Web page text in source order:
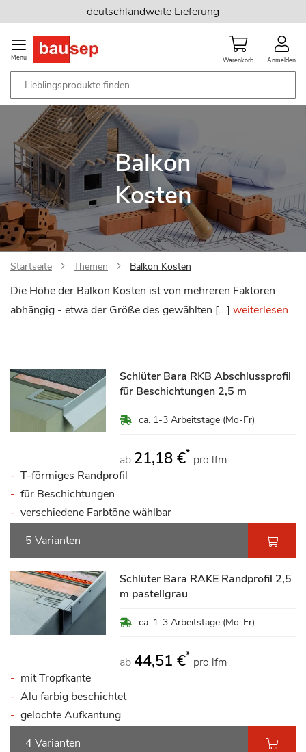
Inhalt
springen
deutschlandweite Lieferung
Menu Warenkorb Anmelden
Balkon
Kosten
Startseite Themen Balkon Kosten
Die Höhe der Balkon Kosten ist von mehreren Faktoren
abhängig - etwa der Größe des gewählten [...] weiterlesen
Schlüter Bara RKB Abschlussprofil
für Beschichtungen 2,5 m
ca. 1-3 Arbeitstage (Mo-Fr)
ab 21,18 €* pro lfm
T-förmiges Randprofil
für Beschichtungen
verschiedene Farbtöne wählbar
5 Varianten
Schlüter Bara RAKE Randprofil 2,5
m pastellgrau
ca. 1-3 Arbeitstage (Mo-Fr)
ab 44,51 €* pro lfm
mit Tropfkante
Alu farbig beschichtet
gelochte Aufkantung
4 Varianten